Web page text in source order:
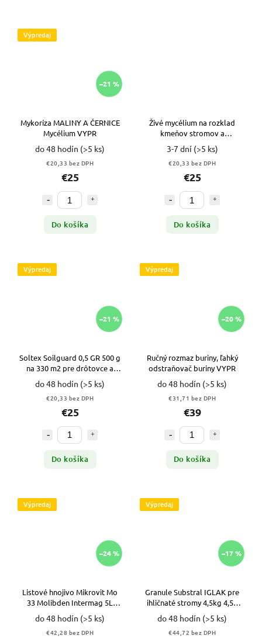
Výpredaj
–21 %
Mykoríza MALINY A ČERNICE
Mycélium VYPR
do 48 hodín (>5 ks)
€20,33 bez DPH
€25
Do košíka
Živé mycélium na rozklad
kmeňov stromov a
kompostovanie
3-7 dní (>5 ks)
€20,33 bez DPH
€25
Do košíka
Výpredaj
–21 %
Soltex Soilguard 0,5 GR 500 g
na 330 m2 pre drôtovce a
červy v pôde VYPR
do 48 hodín (>5 ks)
€20,33 bez DPH
€25
Do košíka
Výpredaj
–20 %
Ručný rozmaz buriny, ľahký
odstraňovač buriny VYPR
do 48 hodín (>5 ks)
€31,71 bez DPH
€39
Do košíka
Výpredaj
–24 %
Listové hnojivo Mikrovit Mo
33 Molibden Intermag 5L
VYPR
do 48 hodín (>5 ks)
€42,28 bez DPH
Výpredaj
–17 %
Granule Substral IGLAK pre
ihličnaté stromy 4,5kg 4,5L
VYPR
do 48 hodín (>5 ks)
€44,72 bez DPH